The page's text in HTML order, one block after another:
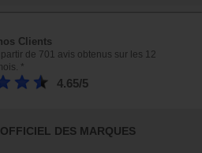
Clients
de 701 avis obtenus sur les 12
*
4.65/5
DES MARQUES